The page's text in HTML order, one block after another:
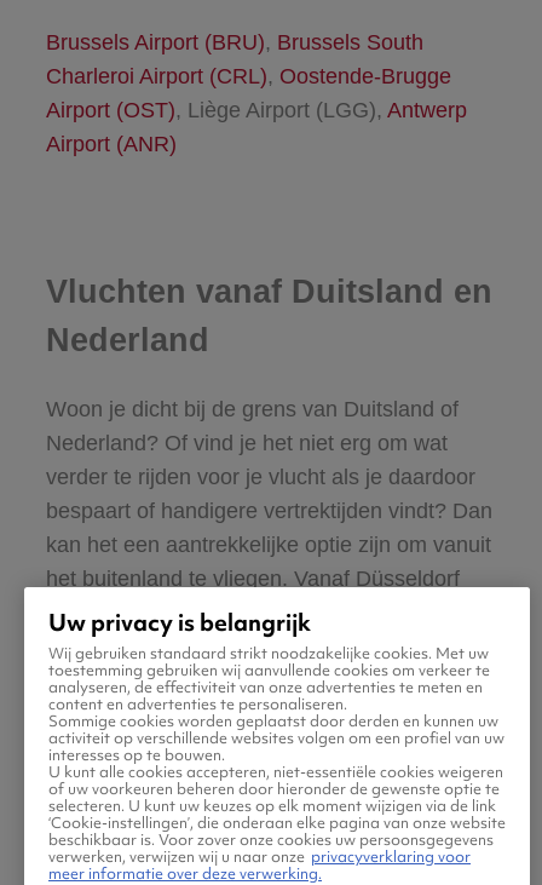
Brussels Airport (BRU), Brussels South
Charleroi Airport (CRL), Oostende-Brugge
Airport (OST), Liège Airport (LGG), Antwerp
Airport (ANR)
Vluchten vanaf Duitsland en
Nederland
Woon je dicht bij de grens van Duitsland of
Nederland? Of vind je het niet erg om wat
verder te rijden voor je vlucht als je daardoor
bespaart of handigere vertrektijden vindt? Dan
kan het een aantrekkelijke optie zijn om vanuit
het buitenland te vliegen. Vanaf Düsseldorf
Airport (DUS), Keulen-Bonn Airport (CGN),
Rotterdam The Hague Airport (RTM) en
Amsterdam Schiphol (AMS) vertrekken vaak
rechtstreekse vluchten naar grote Europese
en internationale steden.
Populaire luchthavens Nederland en
Duitsland
Uw privacy is belangrijk
Wij gebruiken standaard strikt noodzakelijke cookies. Met uw
toestemming gebruiken wij aanvullende cookies om verkeer te
analyseren, de effectiviteit van onze advertenties te meten en
content en advertenties te personaliseren.
Sommige cookies worden geplaatst door derden en kunnen uw
activiteit op verschillende websites volgen om een profiel van uw
interesses op te bouwen.
U kunt alle cookies accepteren, niet-essentiële cookies weigeren
of uw voorkeuren beheren door hieronder de gewenste optie te
selecteren. U kunt uw keuzes op elk moment wijzigen via de link
‘Cookie-instellingen’, die onderaan elke pagina van onze website
beschikbaar is. Voor zover onze cookies uw persoonsgegevens
verwerken, verwijzen wij u naar onze privacyverklaring voor
meer informatie over deze verwerking.